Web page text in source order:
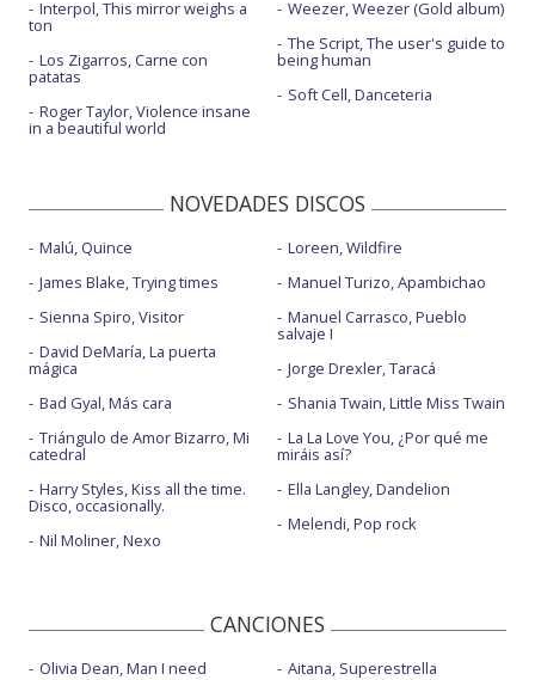
Interpol, This mirror weighs a
ton
Los Zigarros, Carne con
patatas
Roger Taylor, Violence insane
in a beautiful world
Weezer, Weezer (Gold album)
The Script, The user's guide to
being human
Soft Cell, Danceteria
NOVEDADES DISCOS
Malú, Quince
James Blake, Trying times
Sienna Spiro, Visitor
David DeMaría, La puerta
mágica
Bad Gyal, Más cara
Triángulo de Amor Bizarro, Mi
catedral
Harry Styles, Kiss all the time.
Disco, occasionally.
Nil Moliner, Nexo
Loreen, Wildfire
Manuel Turizo, Apambichao
Manuel Carrasco, Pueblo
salvaje I
Jorge Drexler, Taracá
Shania Twain, Little Miss Twain
La La Love You, ¿Por qué me
miráis así?
Ella Langley, Dandelion
Melendi, Pop rock
CANCIONES
Olivia Dean, Man I need Aitana, Superestrella